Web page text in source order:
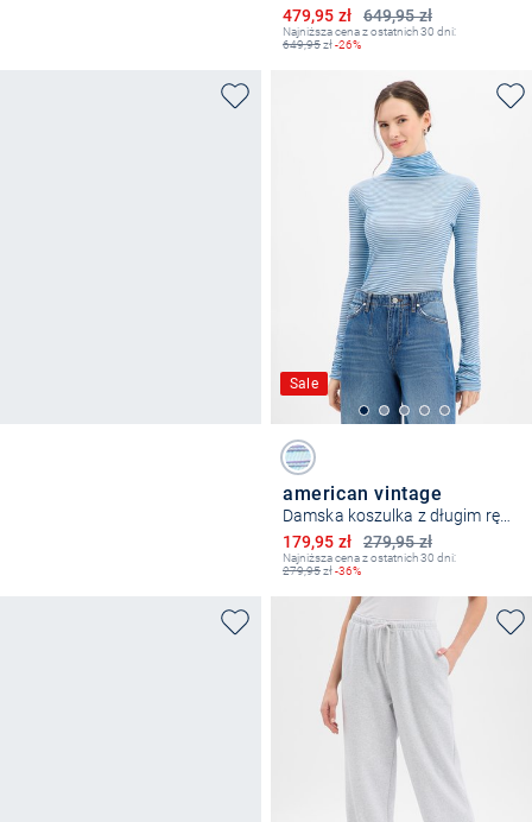
649,95 zł
Obniżona cena
479,95 zł
Najniższa cena z ostatnich 30 dni:
649,95zł-26%
Sale
american vintage
Damska koszulka z długim rękawem
279,95 zł
Obniżona cena
179,95 zł
Najniższa cena z ostatnich 30 dni:
279,95zł-36%